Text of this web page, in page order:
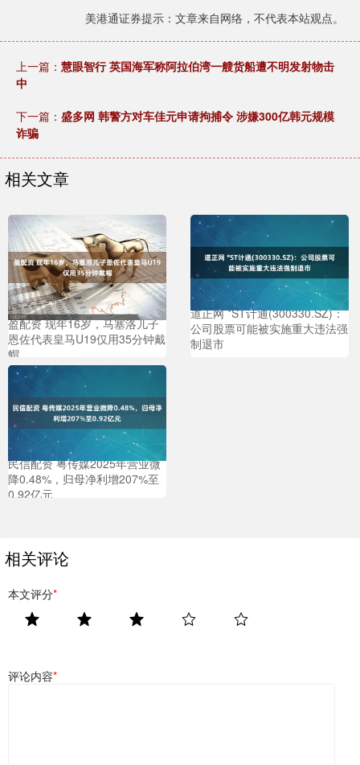
美港通证券提示：文章来自网络，不代表本站观点。
上一篇： 慧眼智行 英国海军称阿拉伯湾一艘货船遭不明发射物击
中
下一篇： 盛多网 韩警方对车佳元申请拘捕令 涉嫌300亿韩元规模
诈骗
相关文章
盈配资 现年16岁，马塞洛儿子
恩佐代表皇马U19仅用35分钟戴
帽
道正网 *ST计通(300330.SZ)：
公司股票可能被实施重大违法强
制退市
民信配资 粤传媒2025年营业微
降0.48%，归母净利增207%至
0.92亿元
相关评论
本文评分*
评论内容*